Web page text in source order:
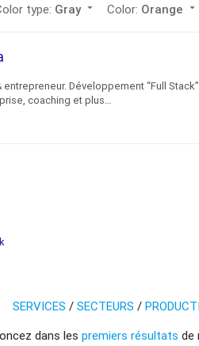
type: Gray arrow_drop_down Color: Orange arrow_drop_down
Développement “Full
coaching et plus…
SERVICES / SECTEURS /
dans les premiers résultats de